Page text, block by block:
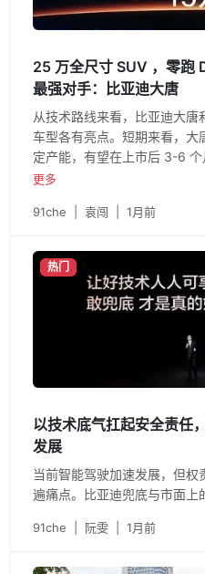
25 万全尺寸 SUV ，零跑
最强对手：比亚迪大唐
从技术路线来看，比亚迪大
车型各有亮点。短期来看，
定产能，有望在上市后 3-6
分市场领先地位；中期随着闪
25 万元市场的统治力，推动
更多
91che 袁闯 1月前
热门
以技术底气扛起安全责任
发展
当前智能驾驶加速发展，但
遍痛点。比亚迪兜底与市面上
91che 阮雯 1月前